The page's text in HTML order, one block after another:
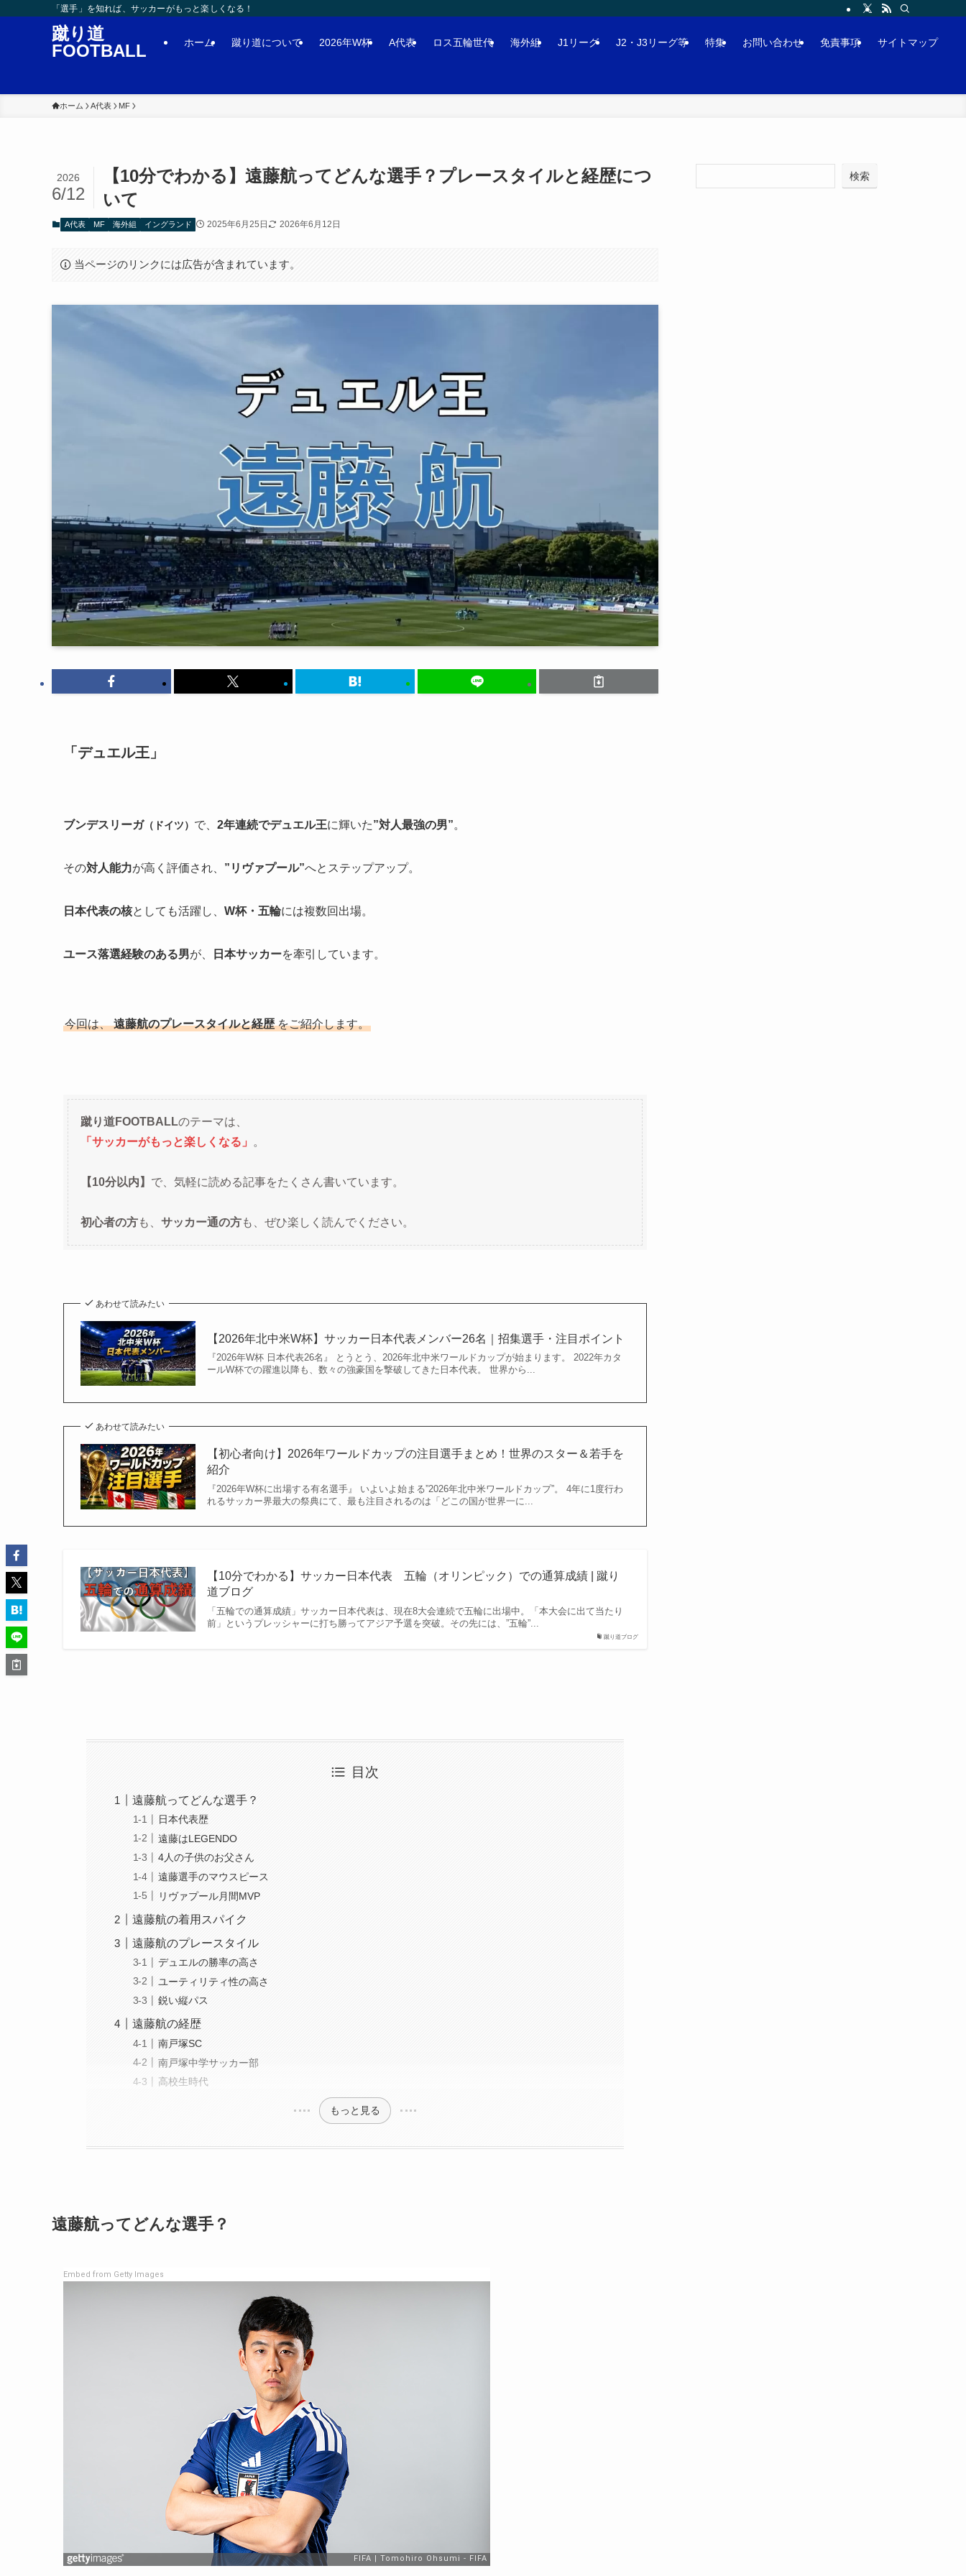
「選手」を知れば、サッカーがもっと楽しくなる！
蹴り道
FOOTBALL
ホーム 蹴り道について 2026年W杯 A代表 ロス五輪世代 海外組 J1リーグ J2・J3リーグ等 特集 お問い合わせ 免責事項 サイトマップ
ホーム A代表 MF
【10分でわかる】遠藤航ってどんな選手？プレースタイルと経歴につ
いて
2026
6/12
A代表 MF 海外組 イングランド 2025年6月25日 2026年6月12日
当ページのリンクには広告が含まれています。
「デュエル王」
ブンデスリーガ（ドイツ） で、 2年連続でデュエル王に輝いた”対人最強の男”。
その対人能力が高く評価され、 ”リヴァプール”へとステップアップ。
日本代表の核としても活躍し、 W杯・五輪には複数回出場。
ユース落選経験のある男が、 日本サッカーを牽引しています。
今回は、 遠藤航のプレースタイルと経歴 をご紹介します。
蹴り道FOOTBALLのテーマは、
「サッカーがもっと楽しくなる」
。
【10分以内】 で、気軽に読める記事をたくさん書いています。
初心者の方も、 サッカー通の方も、ぜひ楽しく読んでください。
あわせて読みたい
【2026年北中米W杯】サッカー日本代表メンバー26名｜招集選手・注目ポイント
『2026年W杯 日本代表26名』 とうとう、2026年北中米ワールドカップが始まります。 2022年カタ
ールW杯での躍進以降も、数々の強豪国を撃破してきた日本代表。 世界から...
あわせて読みたい
【初心者向け】2026年ワールドカップの注目選手まとめ！世界のスター＆若手を
紹介
『2026年W杯に出場する有名選手』 いよいよ始まる”2026年北中米ワールドカップ”。 4年に1度行わ
れるサッカー界最大の祭典にて、最も注目されるのは「どこの国が世界一に...
蹴り道ブログ
【10分でわかる】サッカー日本代表 五輪（オリンピック）での通算成績 | 蹴り
道ブログ
「五輪での通算成績」サッカー日本代表は、現在8大会連続で五輪に出場中。「本大会に出て当たり
前」というプレッシャーに打ち勝ってアジア予選を突破。その先には、”五輪”...
目次
遠藤航ってどんな選手？
日本代表歴
遠藤はLEGENDO
4人の子供のお父さん
遠藤選手のマウスピース
リヴァプール月間MVP
遠藤航の着用スパイク
遠藤航のプレースタイル
デュエルの勝率の高さ
ユーティリティ性の高さ
鋭い縦パス
遠藤航の経歴
南戸塚SC
南戸塚中学サッカー部
高校生時代
もっと見る
遠藤航ってどんな選手？
Embed from Getty Images
検索